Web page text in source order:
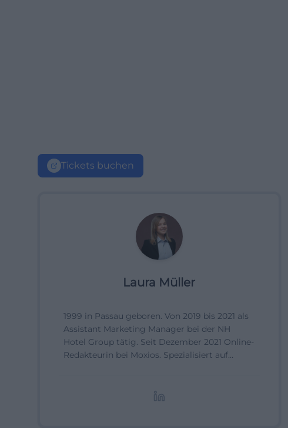
Tickets buchen
Laura Müller
1999 in Passau geboren. Von 2019 bis 2021 als
Assistant Marketing Manager bei der NH
Hotel Group tätig. Seit Dezember 2021 Online-
Redakteurin bei Moxios. Spezialisiert auf